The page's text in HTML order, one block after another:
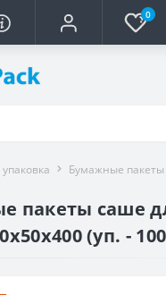
0
Бумажные
пакеты саше
(уп. -